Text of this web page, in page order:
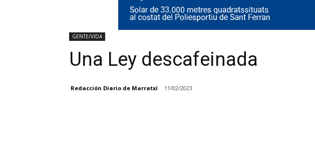
GENTE/VIDA
Una Ley descafeinada
Redacción Diario de Marratxí 11/02/2023